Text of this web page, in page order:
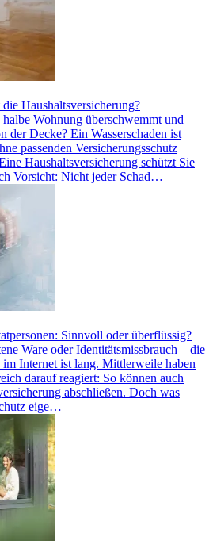
Haushaltsversicherung?
Wohnung überschwemmt und
der Decke? Ein Wasserschaden ist
passenden Versicherungsschutz
Haushaltsversicherung schützt Sie
Vorsicht: Nicht jeder Schad…
Sinnvoll oder überflüssig?
Ware oder Identitätsmissbrauch – die
Internet ist lang. Mittlerweile haben
darauf reagiert: So können auch
abschließen. Doch was
eige…